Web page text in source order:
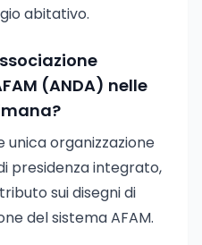
abitativo.
(ANDA) nelle
unica organizzazione
presidenza integrato,
sui disegni di
del sistema AFAM.